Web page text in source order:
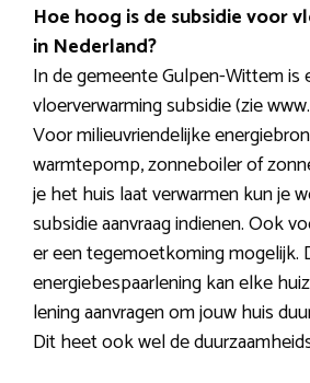
Hoe hoog is de subsidie voor
in Nederland?
In de gemeente Gulpen-Wittem is
vloerverwarming subsidie (zie
Voor milieuvriendelijke
warmtepomp, zonneboiler of
je het huis laat verwarmen kun je
subsidie aanvraag indienen. Ook
er een tegemoetkoming mogelijk.
energiebespaarlening kan elke
lening aanvragen om jouw huis
Dit heet ook wel de